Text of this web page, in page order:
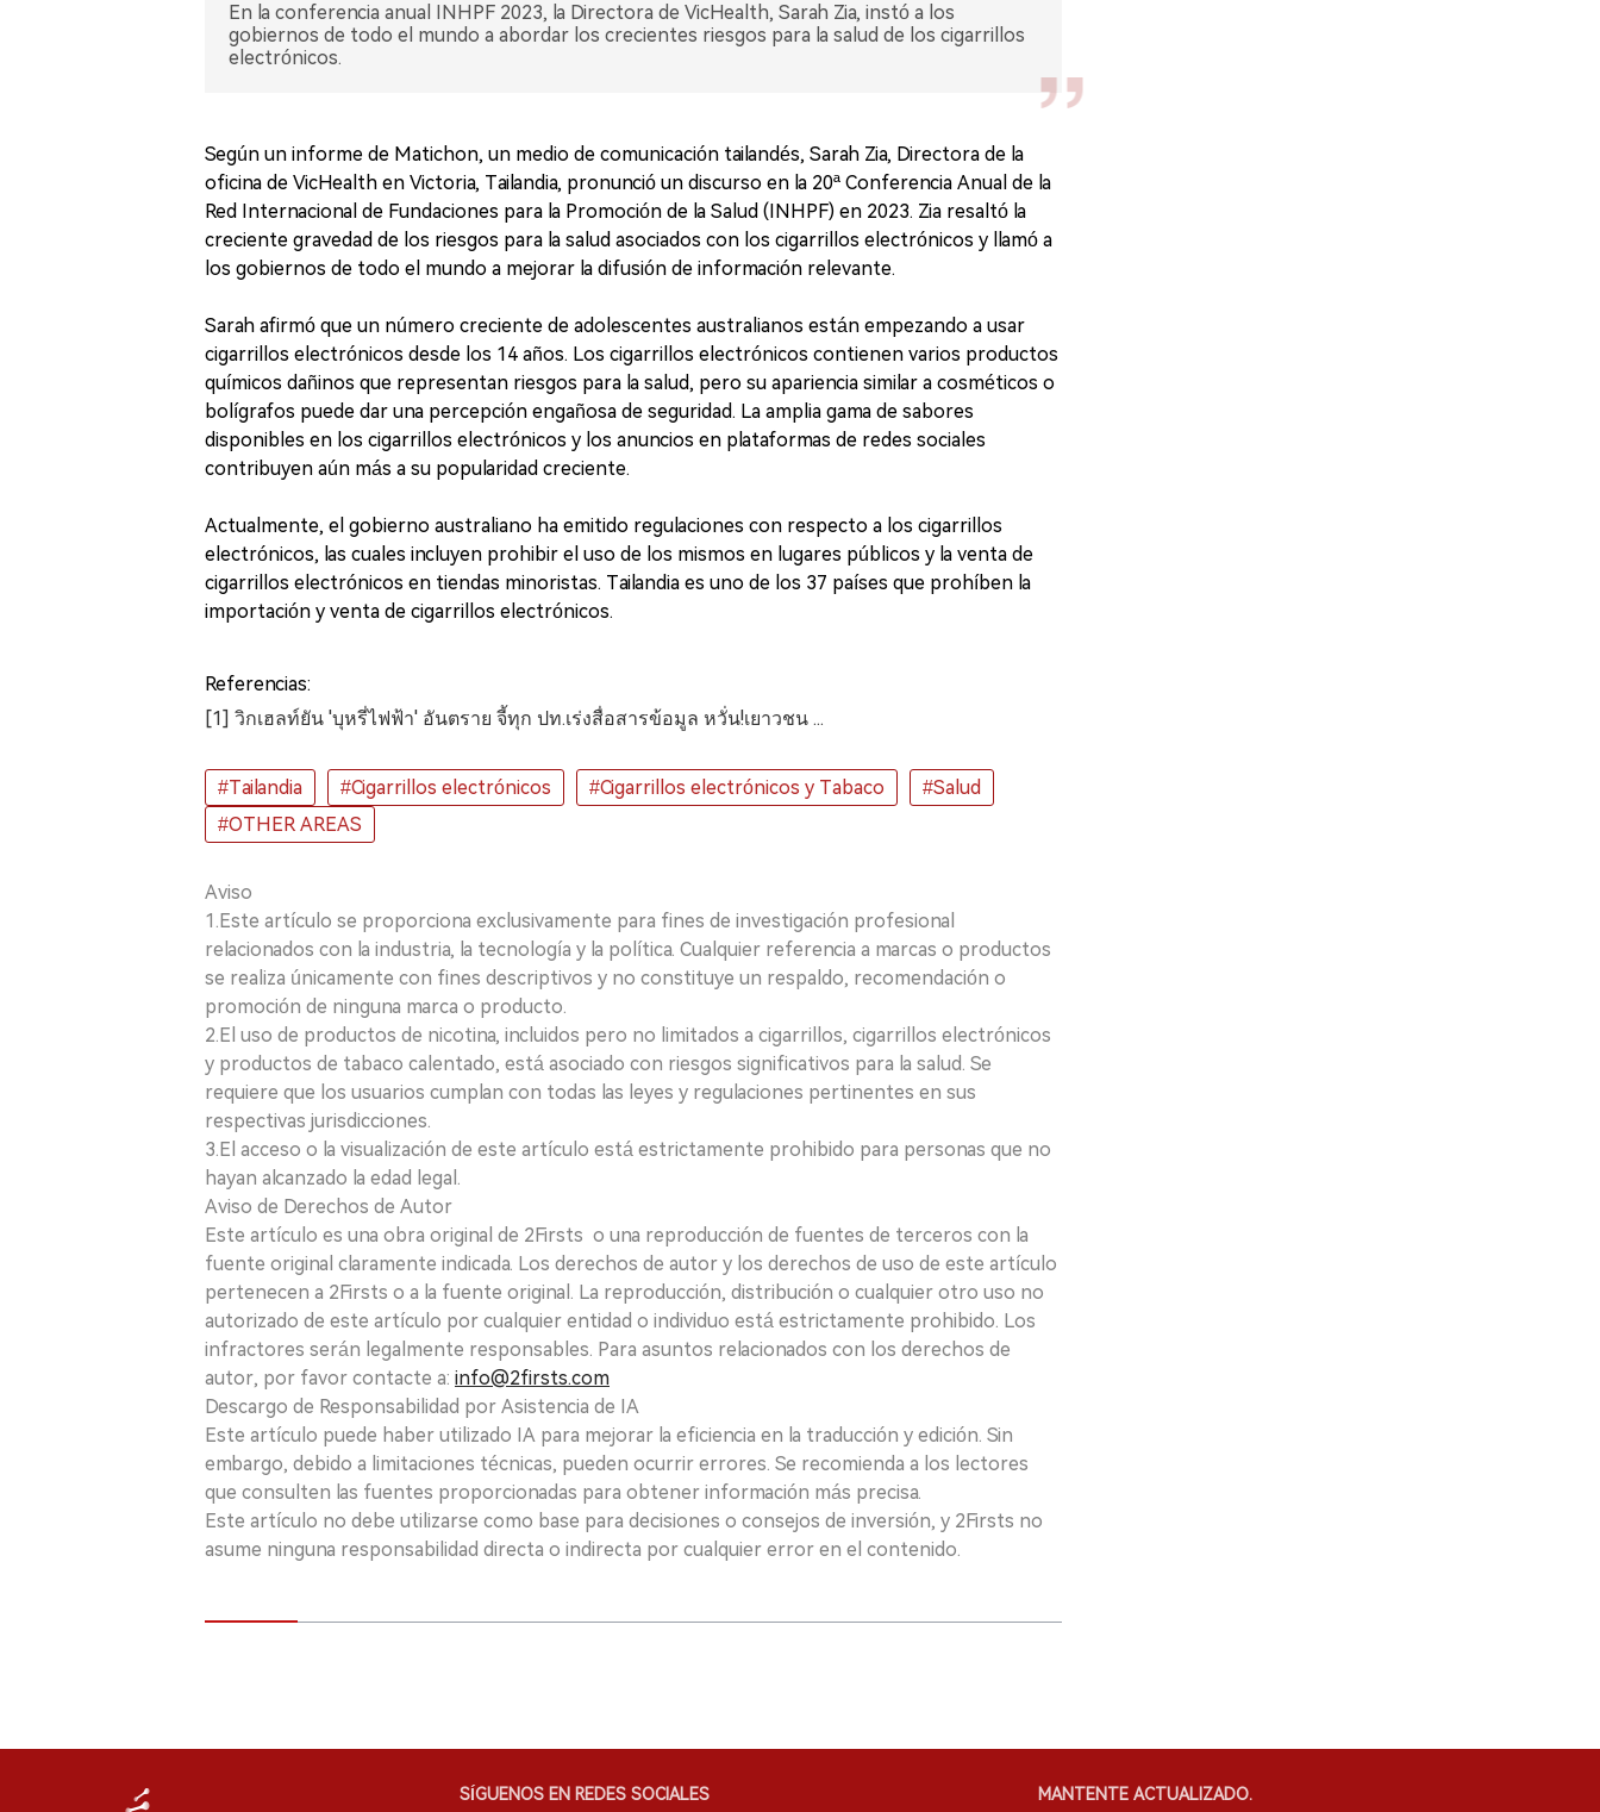
En la conferencia anual INHPF 2023, la Directora de VicHealth, Sarah Zia, instó a los
gobiernos de todo el mundo a abordar los crecientes riesgos para la salud de los cigarrillos
electrónicos.
Según un informe de Matichon, un medio de comunicación tailandés, Sarah Zia, Directora de la
oficina de VicHealth en Victoria, Tailandia, pronunció un discurso en la 20ª Conferencia Anual de la
Red Internacional de Fundaciones para la Promoción de la Salud (INHPF) en 2023. Zia resaltó la
creciente gravedad de los riesgos para la salud asociados con los cigarrillos electrónicos y llamó a
los gobiernos de todo el mundo a mejorar la difusión de información relevante.
Sarah afirmó que un número creciente de adolescentes australianos están empezando a usar
cigarrillos electrónicos desde los 14 años. Los cigarrillos electrónicos contienen varios productos
químicos dañinos que representan riesgos para la salud, pero su apariencia similar a cosméticos o
bolígrafos puede dar una percepción engañosa de seguridad. La amplia gama de sabores
disponibles en los cigarrillos electrónicos y los anuncios en plataformas de redes sociales
contribuyen aún más a su popularidad creciente.
Actualmente, el gobierno australiano ha emitido regulaciones con respecto a los cigarrillos
electrónicos, las cuales incluyen prohibir el uso de los mismos en lugares públicos y la venta de
cigarrillos electrónicos en tiendas minoristas. Tailandia es uno de los 37 países que prohíben la
importación y venta de cigarrillos electrónicos.
Referencias:
[1] วิกเฮลท์ยัน 'บุหรี่ไฟฟ้า' อันตราย จี้ทุก ปท.เร่งสื่อสารข้อมูล หวั่น!เยาวชน ...
#Tailandia #Cigarrillos electrónicos #Cigarrillos electrónicos y Tabaco
#Salud
#OTHER AREAS
Aviso
1.Este artículo se proporciona exclusivamente para fines de investigación profesional
relacionados con la industria, la tecnología y la política. Cualquier referencia a marcas o productos
se realiza únicamente con fines descriptivos y no constituye un respaldo, recomendación o
promoción de ninguna marca o producto.
2.El uso de productos de nicotina, incluidos pero no limitados a cigarrillos, cigarrillos electrónicos
y productos de tabaco calentado, está asociado con riesgos significativos para la salud. Se
requiere que los usuarios cumplan con todas las leyes y regulaciones pertinentes en sus
respectivas jurisdicciones.
3.El acceso o la visualización de este artículo está estrictamente prohibido para personas que no
hayan alcanzado la edad legal.
Aviso de Derechos de Autor
Este artículo es una obra original de 2Firsts o una reproducción de fuentes de terceros con la
fuente original claramente indicada. Los derechos de autor y los derechos de uso de este artículo
pertenecen a 2Firsts o a la fuente original. La reproducción, distribución o cualquier otro uso no
autorizado de este artículo por cualquier entidad o individuo está estrictamente prohibido. Los
infractores serán legalmente responsables. Para asuntos relacionados con los derechos de
autor, por favor contacte a: info@2firsts.com
Descargo de Responsabilidad por Asistencia de IA
Este artículo puede haber utilizado IA para mejorar la eficiencia en la traducción y edición. Sin
embargo, debido a limitaciones técnicas, pueden ocurrir errores. Se recomienda a los lectores
que consulten las fuentes proporcionadas para obtener información más precisa.
Este artículo no debe utilizarse como base para decisiones o consejos de inversión, y 2Firsts no
asume ninguna responsabilidad directa o indirecta por cualquier error en el contenido.
SÍGUENOS EN REDES SOCIALES MANTENTE ACTUALIZADO.